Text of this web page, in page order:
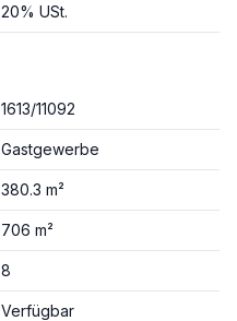
20% USt.
1613/11092
Gastgewerbe
380.3 m²
706 m²
8
Verfügbar